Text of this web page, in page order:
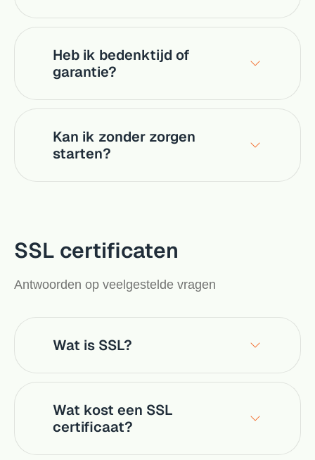
Heb ik bedenktijd of
garantie?
Kan ik zonder zorgen
starten?
SSL certificaten
Antwoorden op veelgestelde vragen
Wat is SSL?
Wat kost een SSL
certificaat?